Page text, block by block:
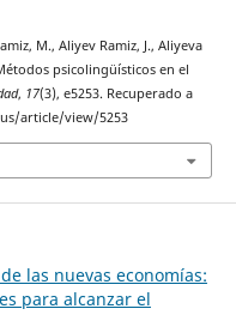
M., Aliyev Ramiz, J., Aliyeva
psicolingüísticos en el
, 17(3), e5253. Recuperado a
article/view/5253
las nuevas economías:
para alcanzar el